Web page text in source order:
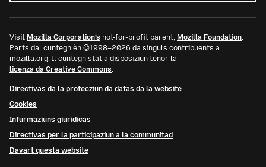
Visit Mozilla Corporation’s not-for-profit parent, Mozilla Foundation.
Parts dal cuntegn èn ©1998–2026 da singuls contribuents a
mozilla.org. Il cuntegn stat a disposiziun tenor la
licenza da Creative Commons.
Directivas da la protecziun da datas da la website
Cookies
Infurmaziuns giuridicas
Directivas per la participaziun a la communitad
Davart questa website